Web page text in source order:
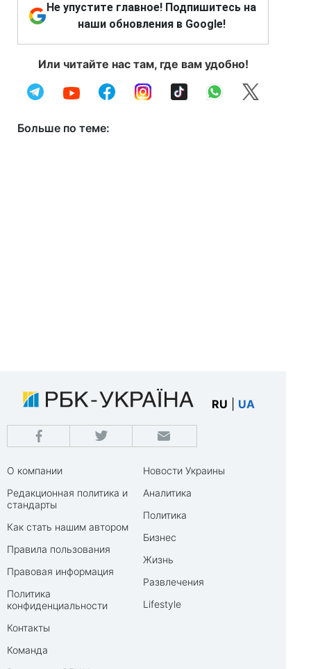
Не упустите главное! Подпишитесь на
наши обновления в Google!
Или читайте нас там, где вам удобно!
Больше по теме:
RU UA
О компании
Редакционная политика и
стандарты
Как стать нашим автором
Правила пользования
Правовая информация
Политика
конфиденциальности
Контакты
Команда
Новости Украины
Аналитика
Политика
Бизнес
Жизнь
Развлечения
Lifestyle